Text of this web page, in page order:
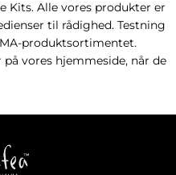
Kits. Alle vores produkter er
til rådighed. Testning
produktsortimentet.
vores hjemmeside, når de